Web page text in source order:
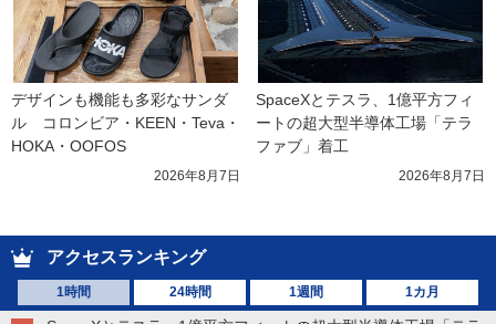
デザインも機能も多彩なサンダ
ル　コロンビア・KEEN・Teva・
HOKA・OOFOS
2026年8月7日
SpaceXとテスラ、1億平方フィ
ートの超大型半導体工場「テラ
ファブ」着工
2026年8月7日
アクセスランキング
1時間 24時間 1週間 1カ月